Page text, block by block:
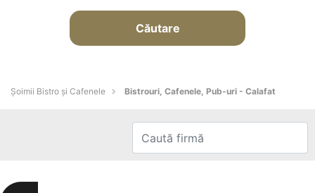
Căutare
Șoimii Bistro și Cafenele Bistrouri, Cafenele, Pub-uri - Calafat